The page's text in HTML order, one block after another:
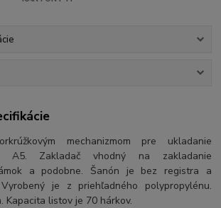
mechanizmom pre ukladanie
A5. Zakladač vhodný na zakladanie
a podobne. Šanón je bez registra a
je z priehľadného polypropylénu.
Kapacita listov je 70 hárkov.